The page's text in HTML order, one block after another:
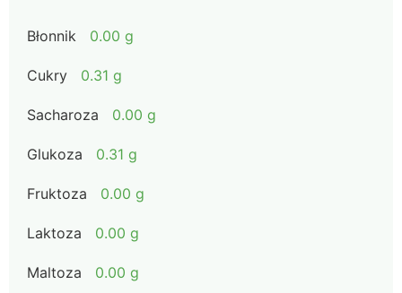
Błonnik 0.00 g
Cukry 0.31 g
Sacharoza 0.00 g
Glukoza 0.31 g
Fruktoza 0.00 g
Laktoza 0.00 g
Maltoza 0.00 g